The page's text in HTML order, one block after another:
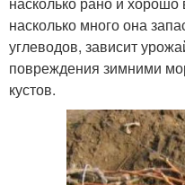
насколько много она
углеводов, зависит
повреждения зимними
кустов.